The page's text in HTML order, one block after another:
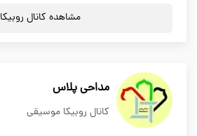
مشاهده کانال روبیکا
مداحی پلاس
کانال روبیکا موسیقی